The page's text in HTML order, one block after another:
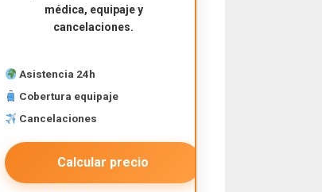
médica, equipaje y
cancelaciones.
Asistencia 24h
Cobertura equipaje
Cancelaciones
Calcular precio